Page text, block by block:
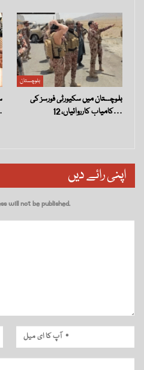
اہم
بلوچستان
بلوچستان میں سکیورٹی فورسز کی
کامیاب کارروائیاں، 12…
اپنی رائے دیں
will not be published.